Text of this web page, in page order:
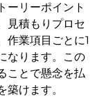
ーリーポイント
見積もりプロセ
作業項目ごとに1
なります。この
ことで懸念を払
けます。